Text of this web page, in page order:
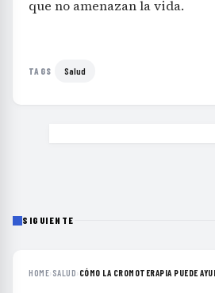
que no amenazan la vida.
TAGS Salud
SIGUIENTE
HOME› SALUD› CÓMO LA CROMOTERAPIA PUEDE